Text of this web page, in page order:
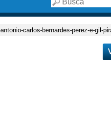
carlos-bernardes-perez-e-gil-